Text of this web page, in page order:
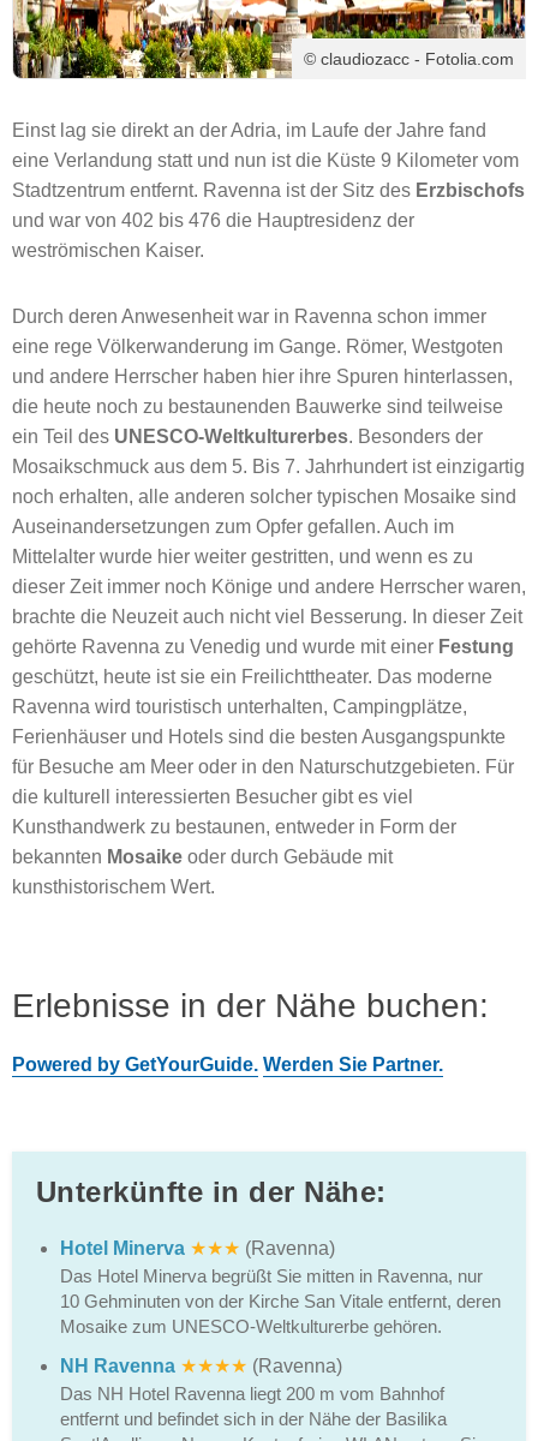
© claudiozacc - Fotolia.com
Einst lag sie direkt an der Adria, im Laufe der Jahre fand
eine Verlandung statt und nun ist die Küste 9 Kilometer vom
Stadtzentrum entfernt. Ravenna ist der Sitz des Erzbischofs
und war von 402 bis 476 die Hauptresidenz der
weströmischen Kaiser.
Durch deren Anwesenheit war in Ravenna schon immer
eine rege Völkerwanderung im Gange. Römer, Westgoten
und andere Herrscher haben hier ihre Spuren hinterlassen,
die heute noch zu bestaunenden Bauwerke sind teilweise
ein Teil des UNESCO-Weltkulturerbes. Besonders der
Mosaikschmuck aus dem 5. Bis 7. Jahrhundert ist einzigartig
noch erhalten, alle anderen solcher typischen Mosaike sind
Auseinandersetzungen zum Opfer gefallen. Auch im
Mittelalter wurde hier weiter gestritten, und wenn es zu
dieser Zeit immer noch Könige und andere Herrscher waren,
brachte die Neuzeit auch nicht viel Besserung. In dieser Zeit
gehörte Ravenna zu Venedig und wurde mit einer Festung
geschützt, heute ist sie ein Freilichttheater. Das moderne
Ravenna wird touristisch unterhalten, Campingplätze,
Ferienhäuser und Hotels sind die besten Ausgangspunkte
für Besuche am Meer oder in den Naturschutzgebieten. Für
die kulturell interessierten Besucher gibt es viel
Kunsthandwerk zu bestaunen, entweder in Form der
bekannten Mosaike oder durch Gebäude mit
kunsthistorischem Wert.
Erlebnisse in der Nähe buchen:
Powered by GetYourGuide. Werden Sie Partner.
Unterkünfte in der Nähe:
Hotel Minerva ★★★ (Ravenna)
Das Hotel Minerva begrüßt Sie mitten in Ravenna, nur
10 Gehminuten von der Kirche San Vitale entfernt, deren
Mosaike zum UNESCO-Weltkulturerbe gehören.
NH Ravenna ★★★★ (Ravenna)
Das NH Hotel Ravenna liegt 200 m vom Bahnhof
entfernt und befindet sich in der Nähe der Basilika